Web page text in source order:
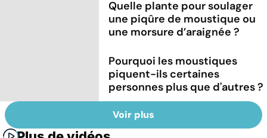
Quelle plante pour soulager
une piqûre de moustique ou
une morsure d’araignée ?
Pourquoi les moustiques
piquent-ils certaines
personnes plus que d'autres ?
Voir plus